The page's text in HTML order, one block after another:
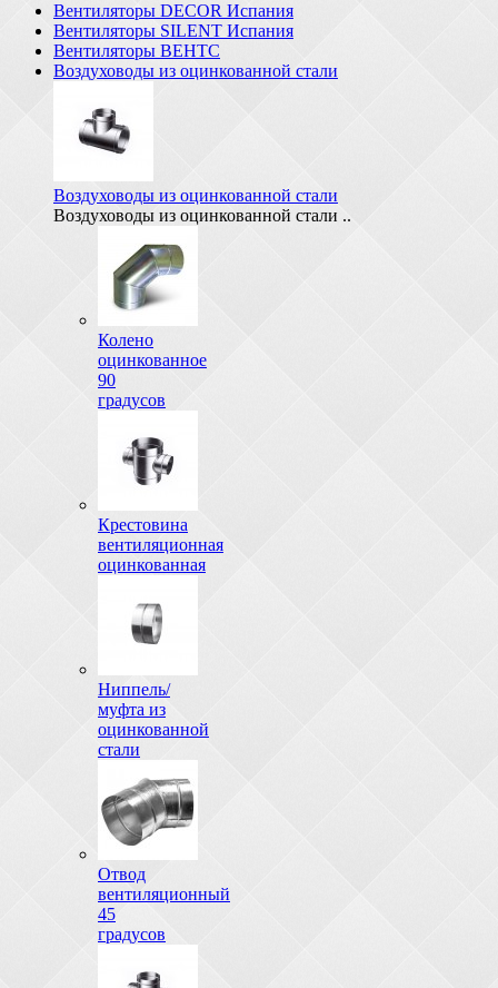
Вентиляторы DECOR Испания
Вентиляторы SILENT Испания
Вентиляторы ВЕНТС
Воздуховоды из оцинкованной стали
Воздуховоды из оцинкованной стали
Воздуховоды из оцинкованной стали ..
Колено
оцинкованное
90
градусов
Крестовина
вентиляционная
оцинкованная
Ниппель/
муфта из
оцинкованной
стали
Отвод
вентиляционный
45
градусов